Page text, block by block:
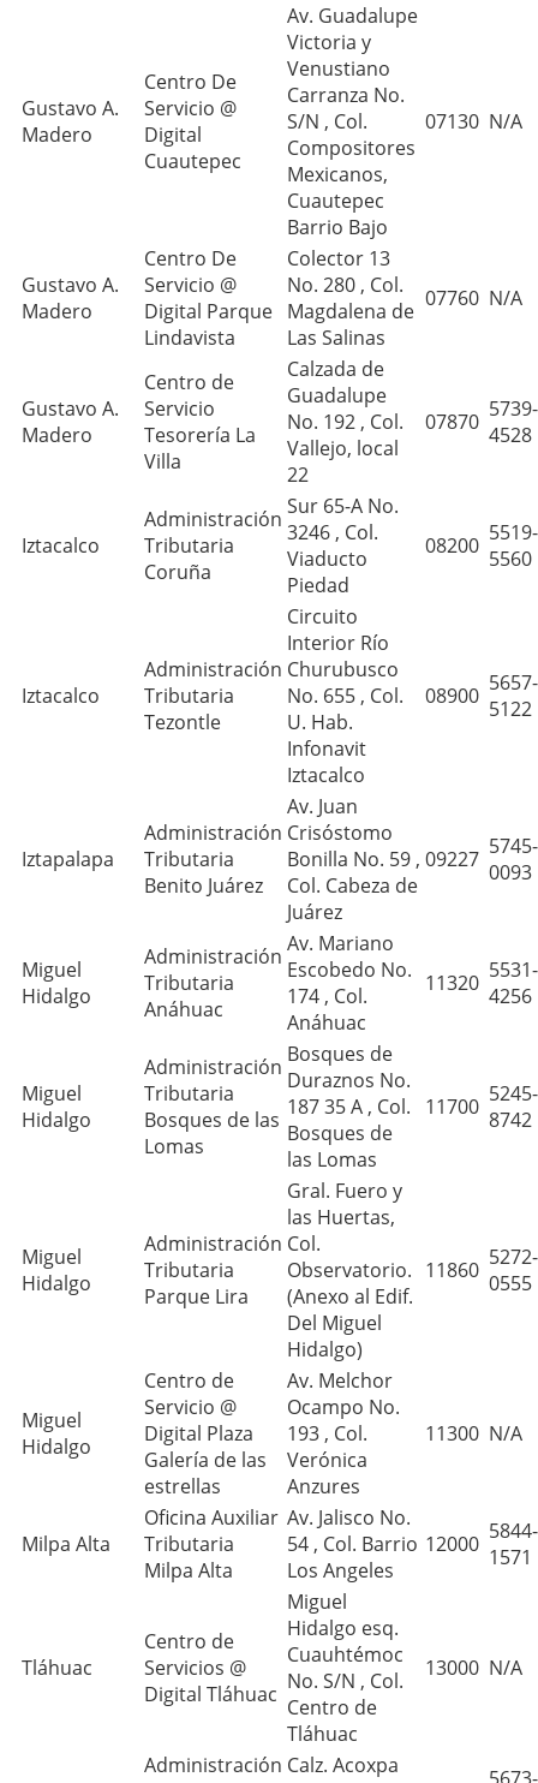
Gustavo A.
Madero
Centro De
Servicio @
Digital
Cuautepec
Av. Guadalupe
Victoria y
Venustiano
Carranza No.
S/N , Col.
Compositores
Mexicanos,
Cuautepec
Barrio Bajo
07130 N/A
Gustavo A.
Madero
Centro De
Servicio @
Digital Parque
Lindavista
Colector 13
No. 280 , Col.
Magdalena de
Las Salinas
07760 N/A
Gustavo A.
Madero
Centro de
Servicio
Tesorería La
Villa
Calzada de
Guadalupe
No. 192 , Col.
Vallejo, local
22
07870 5739-
4528
Iztacalco
Administración
Tributaria
Coruña
Sur 65-A No.
3246 , Col.
Viaducto
Piedad
08200 5519-
5560
Iztacalco
Administración
Tributaria
Tezontle
Circuito
Interior Río
Churubusco
No. 655 , Col.
U. Hab.
Infonavit
Iztacalco
08900 5657-
5122
Iztapalapa
Administración
Tributaria
Benito Juárez
Av. Juan
Crisóstomo
Bonilla No. 59 ,
Col. Cabeza de
Juárez
09227 5745-
0093
Miguel
Hidalgo
Administración
Tributaria
Anáhuac
Av. Mariano
Escobedo No.
174 , Col.
Anáhuac
11320 5531-
4256
Miguel
Hidalgo
Administración
Tributaria
Bosques de las
Lomas
Bosques de
Duraznos No.
187 35 A , Col.
Bosques de
las Lomas
11700 5245-
8742
Miguel
Hidalgo
Administración
Tributaria
Parque Lira
Gral. Fuero y
las Huertas,
Col.
Observatorio.
(Anexo al Edif.
Del Miguel
Hidalgo)
11860 5272-
0555
Miguel
Hidalgo
Centro de
Servicio @
Digital Plaza
Galería de las
estrellas
Av. Melchor
Ocampo No.
193 , Col.
Verónica
Anzures
11300 N/A
Milpa Alta
Oficina Auxiliar
Tributaria
Milpa Alta
Av. Jalisco No.
54 , Col. Barrio
Los Angeles
12000 5844-
1571
Tláhuac
Centro de
Servicios @
Digital Tláhuac
Miguel
Hidalgo esq.
Cuauhtémoc
No. S/N , Col.
Centro de
Tláhuac
13000 N/A
Administración Calz. Acoxpa